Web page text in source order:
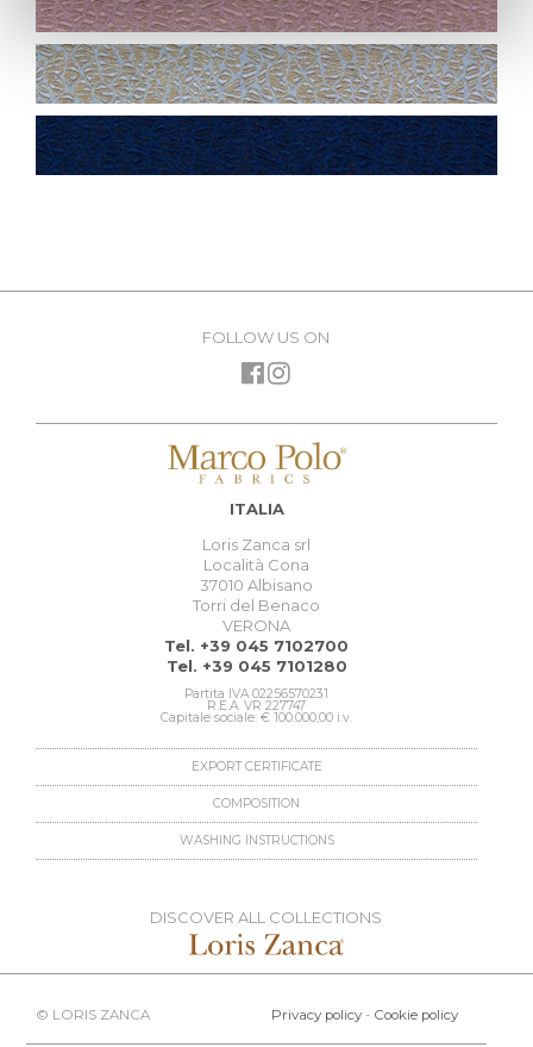
FOLLOW US ON
ITALIA
Loris Zanca srl
Località Cona
37010 Albisano
Torri del Benaco
VERONA
Tel. +39 045 7102700
Tel. +39 045 7101280
Partita IVA 02256570231
R.E.A. VR 227747
Capitale sociale: € 100.000,00 i.v.
EXPORT CERTIFICATE
COMPOSITION
WASHING INSTRUCTIONS
DISCOVER ALL COLLECTIONS
© LORIS ZANCA Privacy policy - Cookie policy